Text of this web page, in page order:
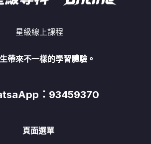
星級線上課程
帶來不一樣的學習體驗。
：93459370
頁面選單